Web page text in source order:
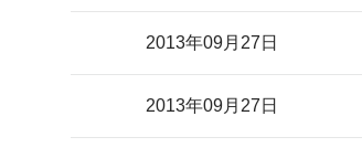
2013年09月27日
2013年09月27日